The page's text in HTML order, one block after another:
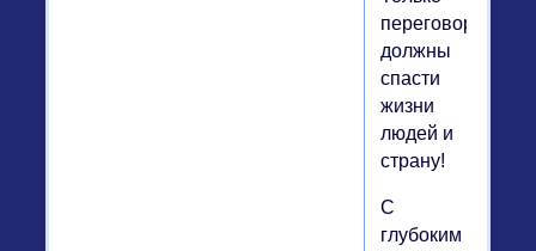
переговоры
должны
спасти
жизни
людей и
страну!
С
глубоким